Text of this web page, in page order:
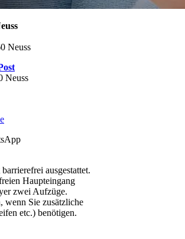
Neuss
Neuss
ausgestattet.
Haupteingang
zwei Aufzüge.
wenn Sie zusätzliche
etc.) benötigen.